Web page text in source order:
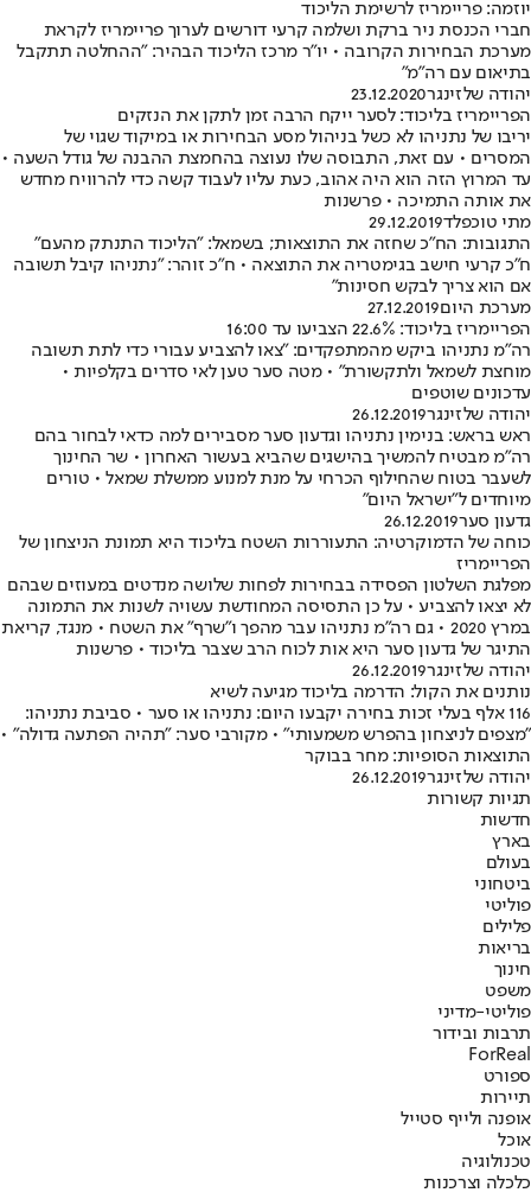
פריימריז לרשימת הליכוד
הכנסת ניר ברקת ושלמה קרעי דורשים לערוך פריימריז לקראת
הבחירות הקרובה • יו"ר מרכז הליכוד הבהיר: "ההחלטה תתקבל
עם רה"מ"
שלזינגר23.12.2020
בליכוד: לסער ייקח הרבה זמן לתקן את הנזקים
של נתניהו לא כשל בניהול מסע הבחירות או במיקוד שגוי של
• עם זאת, התבוסה שלו נעוצה בהחמצת ההבנה של גודל השעה •
המרוץ הזה הוא היה אהוב, כעת עליו לעבוד קשה כדי להרוויח מחדש
אותה התמיכה • פרשנות
טוכפלד29.12.2019
הח"כ שחזה את התוצאות; בשמאל: "הליכוד התנתק מהעם"
קרעי חישב בגימטריה את התוצאה • ח"כ זוהר: "‏נתניהו קיבל תשובה
הוא צריך לבקש חסינות"
היום27.12.2019
בליכוד: 22.6% הצביעו עד 16:00
נתניהו ביקש מהמתפקדים: "צאו להצביע עבורי כדי לתת תשובה
לשמאל ולתקשורת" • מטה סער טען לאי סדרים בקלפיות •
שוטפים
שלזינגר26.12.2019
בראש: בנימין נתניהו וגדעון סער מסבירים למה כדאי לבחור בהם
מבטיח להמשיך בהישגים שהביא בעשור האחרון • שר החינוך
בטוח שהחילוף הכרחי על מנת למנוע ממשלת שמאל • טורים
ל"ישראל היום"
סער26.12.2019
של הדמוקרטיה: התעוררות השטח בליכוד היא תמונת הניצחון של
השלטון הפסידה בבחירות לפחות שלושה מנדטים במעוזים שבהם
יצאו להצביע • על כן התסיסה המחודשת עשויה לשנות את התמונה
במרץ 2020 • גם רה"מ נתניהו עבר מהפך ו"שרף" את השטח • מנגד, קריאת
של גדעון סער היא אות לכוח הרב שצבר בליכוד • פרשנות
שלזינגר26.12.2019
את הקול: הדרמה בליכוד מגיעה לשיא
116 אלף בעלי זכות בחירה יקבעו היום: נתניהו או סער • סביבת נתניהו:
לניצחון בהפרש משמעותי" • מקורבי סער: "תהיה הפתעה גדולה" •
הסופיות: מחר בבוקר
שלזינגר26.12.2019
קשורות
מדיני
ובידור
ולייף סטייל
וצרכנות